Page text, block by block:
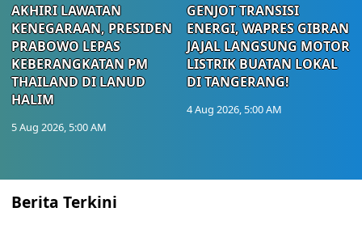
AKHIRI LAWATAN
KENEGARAAN, PRESIDEN
PRABOWO LEPAS
KEBERANGKATAN PM
THAILAND DI LANUD
HALIM
5 Aug 2026, 5:00 AM
GENJOT TRANSISI
ENERGI, WAPRES GIBRAN
JAJAL LANGSUNG MOTOR
LISTRIK BUATAN LOKAL
DI TANGERANG!
4 Aug 2026, 5:00 AM
Berita Terkini